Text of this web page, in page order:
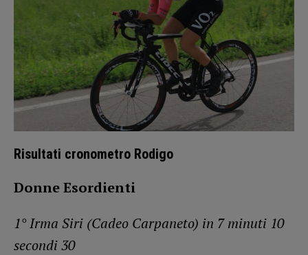
Risultati cronometro Rodigo
Donne Esordienti
1° Irma Siri (Cadeo Carpaneto) in 7 minuti 10
secondi 30